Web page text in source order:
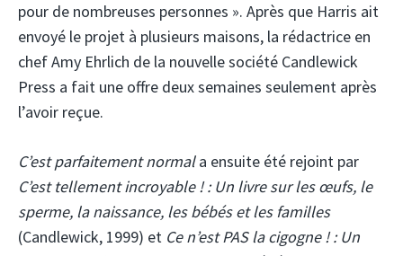
pour de nombreuses personnes ». Après que Harris ait
envoyé le projet à plusieurs maisons, la rédactrice en
chef Amy Ehrlich de la nouvelle société Candlewick
Press a fait une offre deux semaines seulement après
l’avoir reçue.
C’est parfaitement normala ensuite été rejoint par
C’est tellement incroyable ! : Un livre sur les œufs, le
sperme, la naissance, les bébés et les familles
(Candlewick, 1999) et Ce n’est PAS la cigogne ! : Un